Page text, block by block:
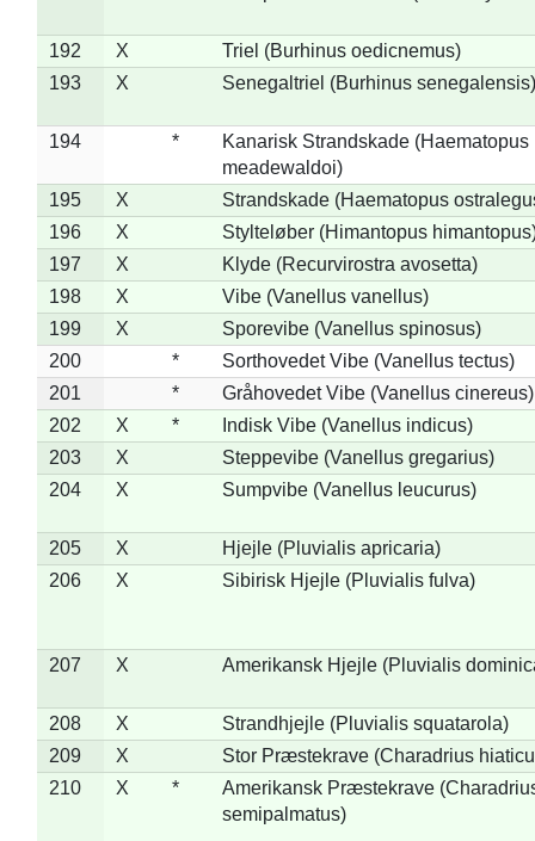
192 X
Triel (Burhinus oedicnemus)
193
X Senegaltriel (Burhinus senegalensis)
194 *
Kanarisk Strandskade (Haematopus
meadewaldoi)
195
X
Strandskade (Haematopus
196
X
Stylteløber (Himantopus
197
X
Klyde (Recurvirostra avosetta)
198
X
Vibe (Vanellus vanellus)
199
X
Sporevibe (Vanellus spinosus)
200
*
Sorthovedet Vibe (Vanellus tectus)
201
*
Gråhovedet Vibe (Vanellus cinereus)
202
X *
Indisk Vibe (Vanellus indicus)
203
X
Steppevibe (Vanellus gregarius)
204
X Sumpvibe (Vanellus leucurus)
205 X
Hjejle (Pluvialis apricaria)
206
X Sibirisk Hjejle (Pluvialis fulva)
207 X Amerikansk Hjejle (Pluvialis
208 X
Strandhjejle (Pluvialis squatarola)
209
X
Stor Præstekrave (Charadrius
210
X *
Amerikansk Præstekrave
semipalmatus)